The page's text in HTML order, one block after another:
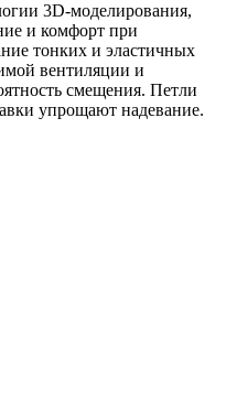
3D-моделирования,
и комфорт при
тонких и эластичных
вентиляции и
смещения. Петли
упрощают надевание.